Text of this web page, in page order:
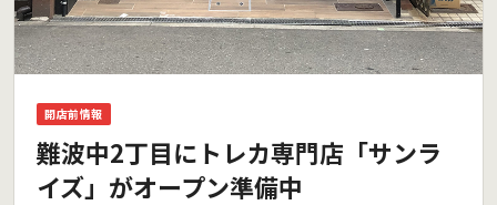
開店前情報
難波中2丁目にトレカ専門店「サンラ
イズ」がオープン準備中